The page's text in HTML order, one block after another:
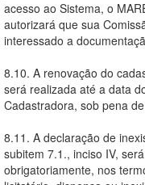
acesso ao Sistema, o
autorizará que sua
interessado a
8.10. A renovação do
será realizada até a data
Cadastradora, sob pena
8.11. A declaração de
subitem 7.1., inciso IV,
obrigatoriamente, nos